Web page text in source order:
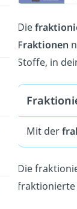
Die
Fraktionen
Stoffe, in
Mit der
Die
fraktionierte